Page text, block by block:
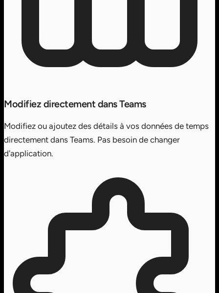
Modifiez directement dans Teams
Modifiez ou ajoutez des détails à vos données de temps
directement dans Teams. Pas besoin de changer
d'application.